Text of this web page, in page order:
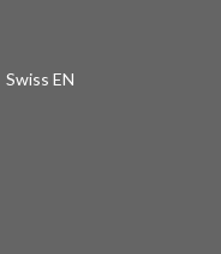
Swiss EN